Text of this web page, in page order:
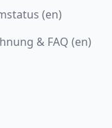
(en)
& FAQ (en)